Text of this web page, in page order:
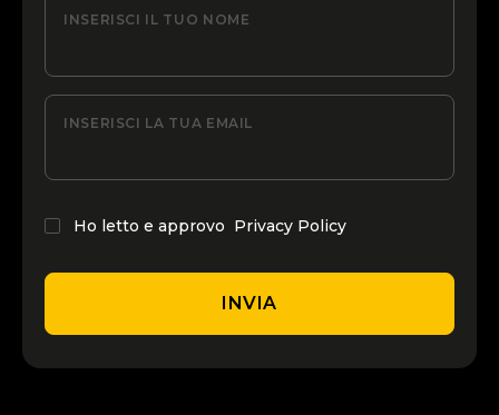
INSERISCI IL TUO NOME
INSERISCI LA TUA EMAIL
Ho letto e approvo Privacy Policy
INVIA